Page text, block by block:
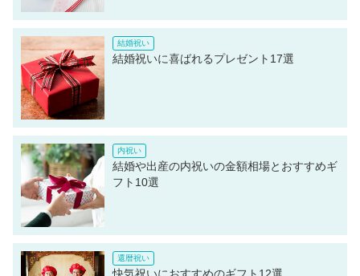
結婚祝いに喜ばれるプレゼント17選
結婚や出産の内祝いの金額相場とおすすめギ
フト10選
快気祝いにおすすめのギフト12選